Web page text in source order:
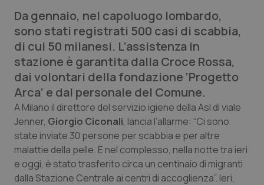
QS Pro
Professionisti Sanitari.AI
Abruzzo
Basilicata
Calabria
Campania
QS Pro Gold
Artrite & artrosi
Asma & BPCO
Car-T
QS Club Newsletter
Da gennaio, nel capoluogo lombardo,
sono stati registrati 500 casi di scabbia,
di cui 50 milanesi. L’assistenza in
stazione è garantita dalla Croce Rossa,
dai volontari della fondazione ‘Progetto
Arca’ e dal personale del Comune.
A Milano il direttore del servizio igiene della Asl di viale
Jenner, Giorgio Ciconali, lancia l’allarme: “Ci sono
state inviate 30 persone per scabbia e per altre
malattie della pelle. E nel complesso, nella notte tra ieri
e oggi, è stato trasferito circa un centinaio di migranti
dalla Stazione Centrale ai centri di accoglienza”. Ieri,